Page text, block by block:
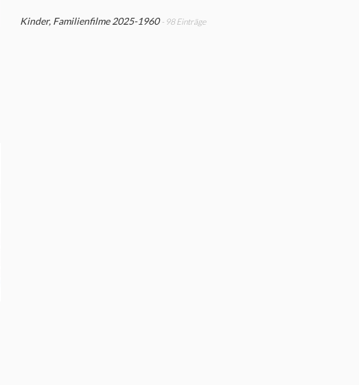
Kinder, Familienfilme 2025-1960 - 98 Einträge